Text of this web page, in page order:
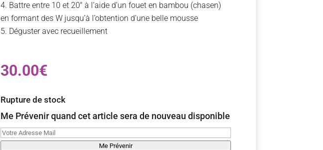
Battre entre 10 et 20″ à l’aide d’un fouet en bambou (chasen)
en formant des W jusqu’à l’obtention d’une belle mousse
Déguster avec recueillement
30.00€
Rupture de stock
Me Prévenir quand cet article sera de nouveau disponible
Me Prévenir